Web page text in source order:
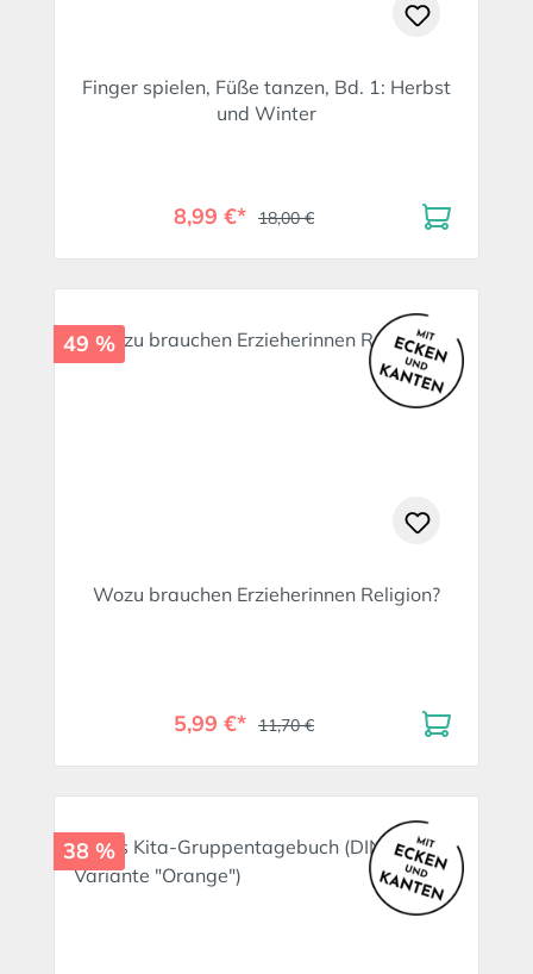
Finger spielen, Füße tanzen, Bd. 1: Herbst
und Winter
8,99 €* 18,00 €
49 %
Wozu brauchen Erzieherinnen Religion?
5,99 €* 11,70 €
38 %